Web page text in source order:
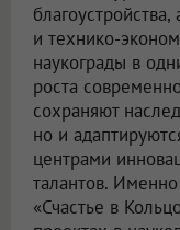
и технико-
наукограды в
роста
сохраняют
но и
центрами
талантов.
«Счастье в